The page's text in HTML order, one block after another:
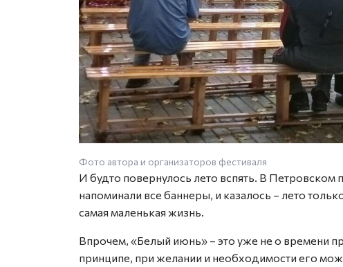
Фото автора и организаторов фестиваля
И будто повернулось лето вспять. В
напоминали все баннеры, и казалось – лето
самая маленькая жизнь.
Впрочем, «Белый июнь» – это уже не о времени
принципе, при желании и необходимости его